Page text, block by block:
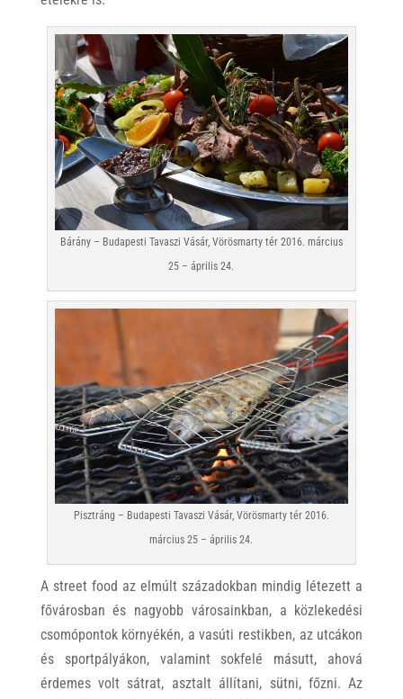
Bárány – Budapesti Tavaszi Vásár, Vörösmarty tér 2016. március
25 – április 24.
Pisztráng – Budapesti Tavaszi Vásár, Vörösmarty tér 2016.
március 25 – április 24.
A street food az elmúlt századokban mindig létezett a
fővárosban és nagyobb városainkban, a közlekedési
csomópontok környékén, a vasúti restikben, az utcákon
és sportpályákon, valamint sokfelé másutt, ahová
érdemes volt sátrat, asztalt állítani, sütni, főzni. Az